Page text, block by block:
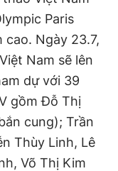
Paris
Ngày 23.7,
Nam sẽ lên
dự với 39
gồm Đỗ Thị
cung); Trần
Thùy Linh, Lê
Võ Thị Kim